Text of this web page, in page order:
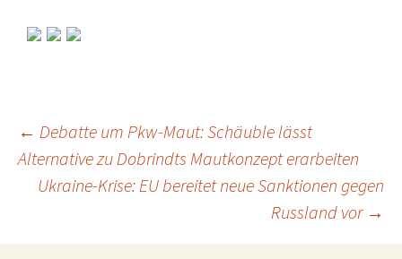
Post
navigation
← Debatte um Pkw-Maut: Schäuble lässt
Alternative zu Dobrindts Mautkonzept erarbeiten
Ukraine-Krise: EU bereitet neue Sanktionen gegen
Russland vor →